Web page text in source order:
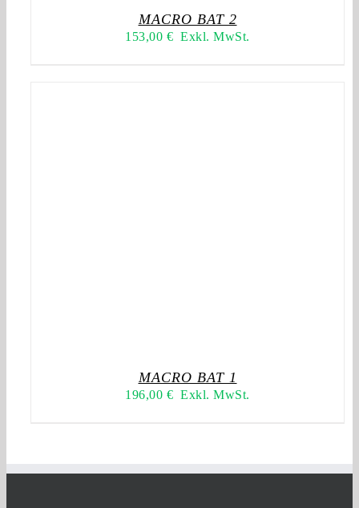
MACRO BAT 2
153,00 € Exkl. MwSt.
MACRO BAT 1
196,00 € Exkl. MwSt.